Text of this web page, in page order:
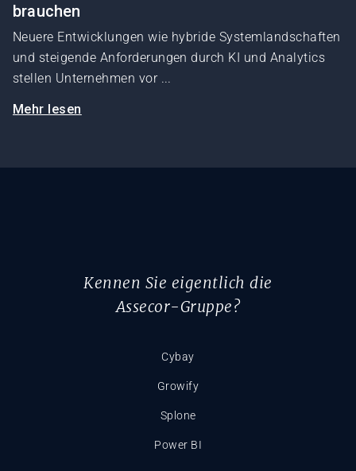
brauchen
Neuere Entwicklungen wie hybride Systemlandschaften
und steigende Anforderungen durch KI und Analytics
stellen Unternehmen vor ...
Mehr lesen
Kennen Sie eigentlich die
Assecor-Gruppe?
Cybay
Growify
Splone
Power BI